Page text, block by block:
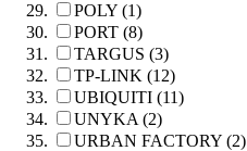
POLY (1)
PORT (8)
TARGUS (3)
TP-LINK (12)
UBIQUITI (11)
UNYKA (2)
URBAN FACTORY (2)